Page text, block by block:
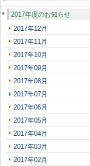
2017年度のお知らせ
2017年12月
2017年11月
2017年10月
2017年09月
2017年08月
2017年07月
2017年06月
2017年05月
2017年04月
2017年03月
2017年02月